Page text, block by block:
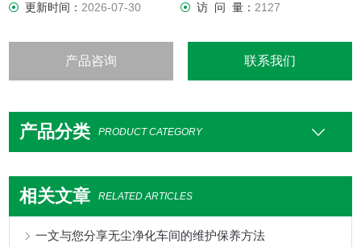
更新时间：2026-07-30 访 问 量： 2127
产品咨询 联系我们
产品分类 PRODUCT CATEGORY
相关文章 RELATED ARTICLES
一文与您分享无尘净化车间的维护保养方法